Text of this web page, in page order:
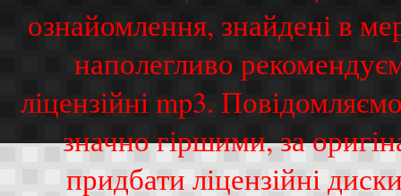
ознайомлення, знайдені в
наполегливо
ліцензійні mp3.
значно гіршими, за
придбати ліцензійні